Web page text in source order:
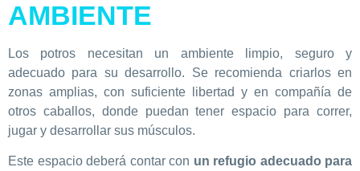
AMBIENTE
Los potros necesitan un ambiente limpio, seguro y
adecuado para su desarrollo. Se recomienda criarlos en
zonas amplias, con suficiente libertad y en compañía de
otros caballos, donde puedan tener espacio para correr,
jugar y desarrollar sus músculos.
Este espacio deberá contar con un refugio adecuado para